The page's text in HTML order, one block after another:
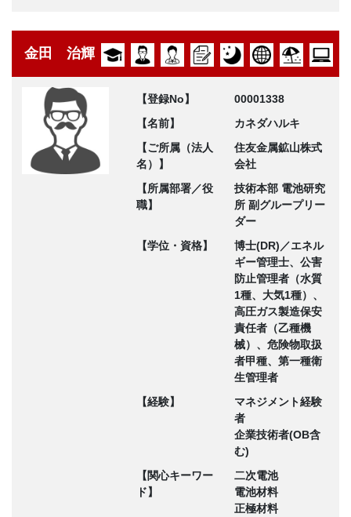
金田 治輝
【登録No】
00001338
【名前】
カネダハルキ
【ご所属（法人
名）】
住友金属鉱山株式
会社
【所属部署／役
職】
技術本部 電池研究
所 副グループリー
ダー
【学位・資格】
博士(DR)／エネル
ギー管理士、公害
防止管理者（水質
1種、大気1種）、
高圧ガス製造保安
責任者（乙種機
械）、危険物取扱
者甲種、第一種衛
生管理者
【経験】
マネジメント経験
者
企業技術者(OB含
む)
【関心キーワー
ド】
二次電池
電池材料
正極材料